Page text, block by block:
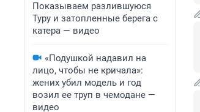
Показываем разлившуюся
Туру и затопленные берега с
катера — видео
«Подушкой надавил на
лицо, чтобы не кричала»:
жених убил модель и год
возил ее труп в чемодане —
видео